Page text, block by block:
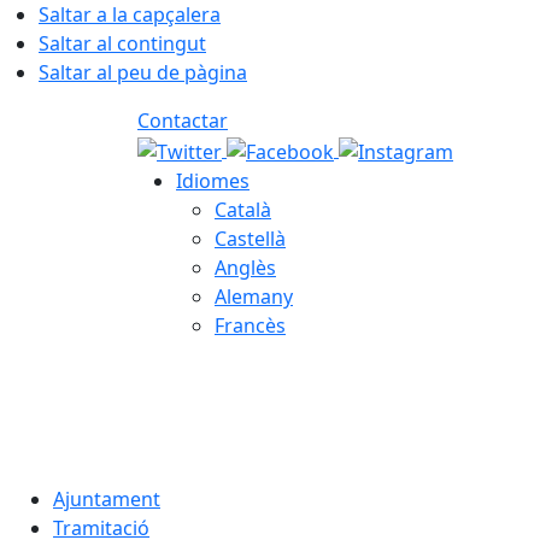
Saltar a la capçalera
Saltar al contingut
Saltar al peu de pàgina
Contactar
Idiomes
Català
Castellà
Anglès
Alemany
Francès
Ajuntament
Tramitació